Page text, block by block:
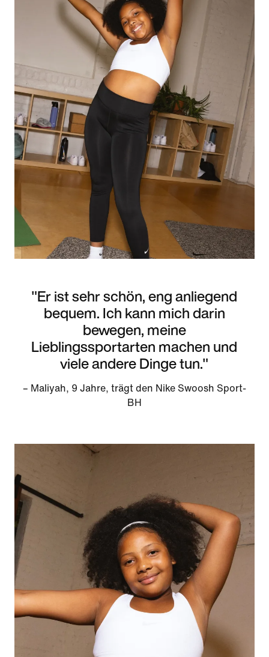
"Er ist sehr schön, eng anliegend
bequem. Ich kann mich darin
bewegen, meine
Lieblingssportarten machen und
viele andere Dinge tun."
– Maliyah, 9 Jahre, trägt den Nike Swoosh Sport-
BH